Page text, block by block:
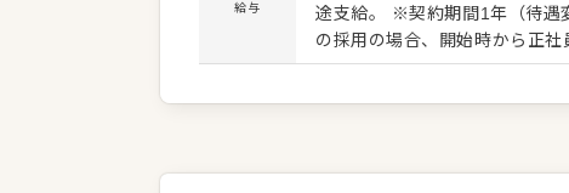
給与
途支給。 ※契約期間1年（待遇
の採用の場合、開始時から正社